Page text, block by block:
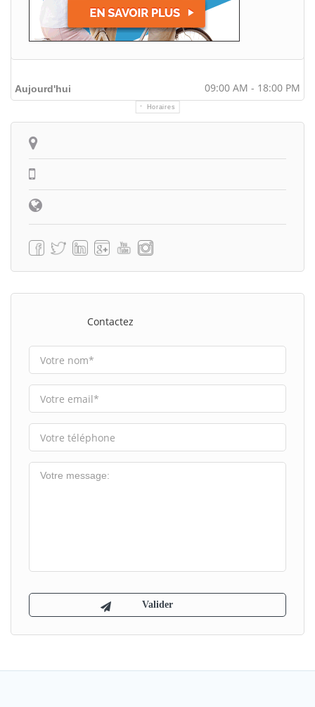
Aujourd'hui 09:00 AM - 18:00 PM
Horaires
Contactez